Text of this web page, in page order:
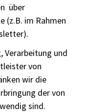
über
(z.B. im Rahmen
Verarbeitung und
von
wir die
der von
sind.